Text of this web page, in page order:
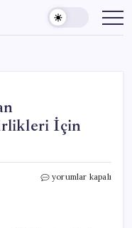
İçin
Cumhurbaşkanı
yorumlar kapalı